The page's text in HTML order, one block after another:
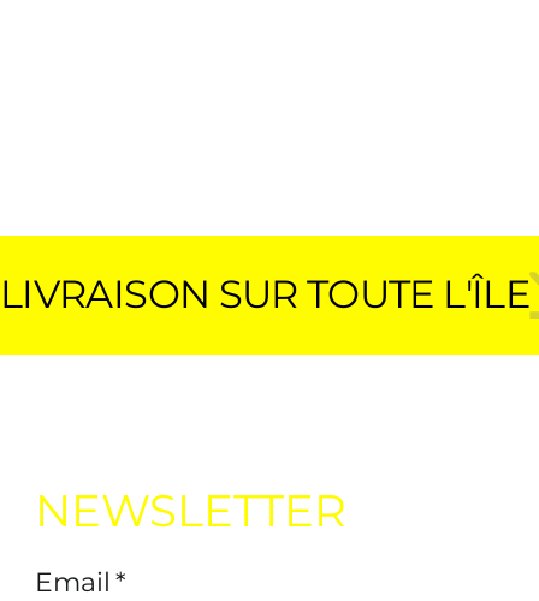
LIVRAISON SUR TOUTE L'ÎLE
NEWSLETTER
Email *